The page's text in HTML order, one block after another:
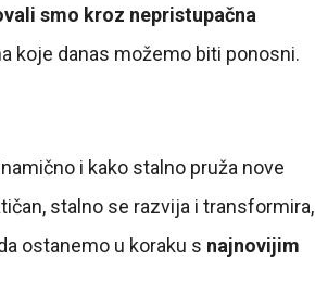
smo kroz nepristupačna
koje danas možemo biti ponosni.
i kako stalno pruža nove
stalno se razvija i transformira,
ostanemo u koraku s najnovijim